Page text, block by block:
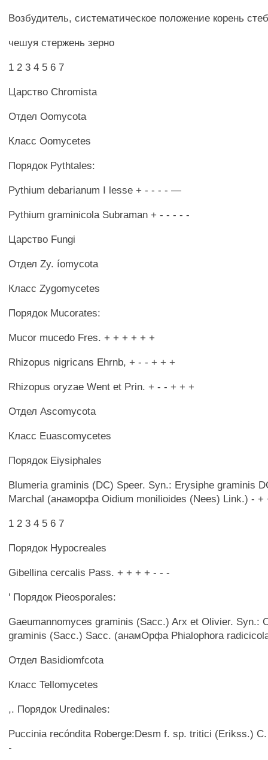
Возбудитель, систематическое положение корень
чешуя стержень зерно
1 2 3 4 5 6 7
Царство Chromista
Отдел Oomycota
Класс Oomycetes
Порядок Pythtales:
Pythium debarianum I lesse + - - - - —
Pythium graminicola Subraman + - - - - -
Царство Fungi
Отдел Zy. íomycota
Класс Zygomycetes
Порядок Mucorates:
Mucor mucedo Fres. + + + + + +
Rhizopus nigricans Ehrnb, + - - + + +
Rhizopus oryzae Went et Prin. + - - + + +
Отдел Ascomycota
Класс Euascomycetes
Порядок Eiysiphales
Blumeria graminis (DC) Speer. Syn.: Erysiphe graminis
Marchal (анаморфа Oidium monilioides (Nees) Link.) - +
1 2 3 4 5 6 7
Порядок Hypocreales
Gibellina cercalis Pass. + + + + - - -
' Порядок Pieosporales:
Gaeumannomyces graminis (Sacc.) Arx et Olivier. Syn.:
graminis (Sacc.) Sacc. (анамОрфа Phialophora
Отдел Basidiomfcota
Класс Tellomycetes
,. Порядок Uredinales:
Puccinia recóndita Roberge:Desm f. sp. tritici (Erikss.)
-